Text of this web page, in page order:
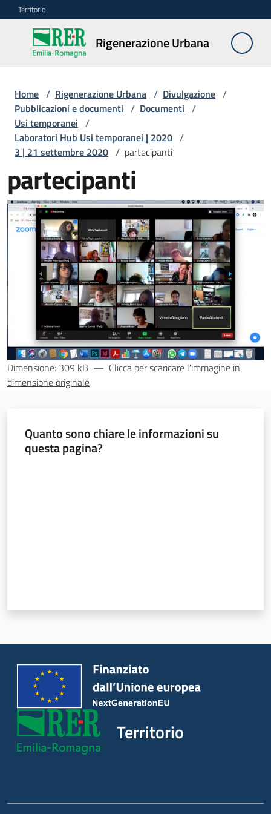
Vai al contenuto
Vai alla navigazione
Vai al footer
Territorio
Rigenerazione Urbana
Rigenerazione
Urbana
Misure
e
contributi
Strumenti
Divulgazione
Menu selezionato
Norme
Territorio
Piani Programmi
Home / Rigenerazione Urbana / Divulgazione /
Pubblicazioni e documenti / Documenti /
Usi temporanei /
Laboratori Hub Usi temporanei | 2020 /
3 | 21 settembre 2020 / partecipanti
partecipanti
Dimensione: 309 kB — Clicca per scaricare l'immagine in
dimensione originale
Quanto sono chiare le informazioni su
questa pagina?
Territorio